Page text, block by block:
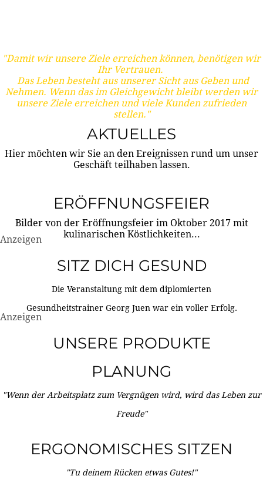
"Damit wir unsere Ziele erreichen können, benötigen wir
Ihr Vertrauen.
Das Leben besteht aus unserer Sicht aus Geben und
Nehmen. Wenn das im Gleichgewicht bleibt werden wir
unsere Ziele erreichen und viele Kunden zufrieden
stellen."
AKTUELLES
Hier möchten wir Sie an den Ereignissen rund um unser
Geschäft teilhaben lassen.
ERÖFFNUNGSFEIER
Bilder von der Eröffnungsfeier im Oktober 2017 mit
kulinarischen Köstlichkeiten...
Anzeigen
SITZ DICH GESUND
Die Veranstaltung mit dem diplomierten
Gesundheitstrainer Georg Juen war ein voller Erfolg.
Anzeigen
UNSERE PRODUKTE
PLANUNG
"Wenn der Arbeitsplatz zum Vergnügen wird, wird das Leben zur
Freude"
ERGONOMISCHES SITZEN
"Tu deinem Rücken etwas Gutes!"